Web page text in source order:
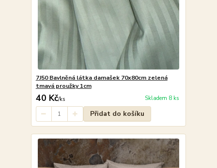
7J50 Bavlněná látka damašek 70x80cm zelená
tmavá proužky 1cm
40 Kč/ks Skladem 8 ks
Přidat do košíku